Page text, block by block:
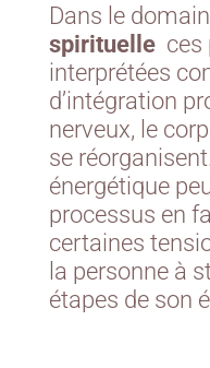
Dans le
spirituelle ces
interprétées
d’intégration
nerveux, le
se
énergétique
processus en
certaines
la personne à
étapes de son